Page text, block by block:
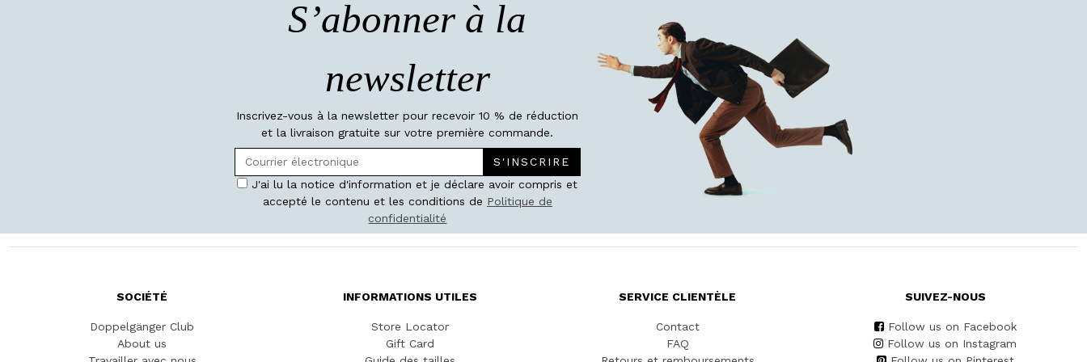
S’abonner à la
newsletter
Inscrivez-vous à la newsletter pour recevoir 10 % de réduction
et la livraison gratuite sur votre première commande.
S'INSCRIRE
J'ai lu la notice d'information et je déclare avoir compris et
accepté le contenu et les conditions de Politique de
confidentialité
SOCIÉTÉ
Doppelgänger Club
About us
INFORMATIONS UTILES
Store Locator
Gift Card
SERVICE CLIENTÈLE
Contact
FAQ
SUIVEZ-NOUS
Follow us on Facebook
Follow us on Instagram